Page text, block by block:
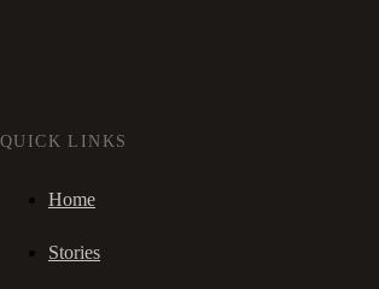
QUICK LINKS
Home
Stories